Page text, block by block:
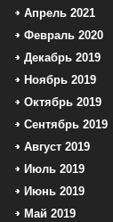
Апрель 2021
Февраль 2020
Декабрь 2019
Ноябрь 2019
Октябрь 2019
Сентябрь 2019
Август 2019
Июль 2019
Июнь 2019
Май 2019